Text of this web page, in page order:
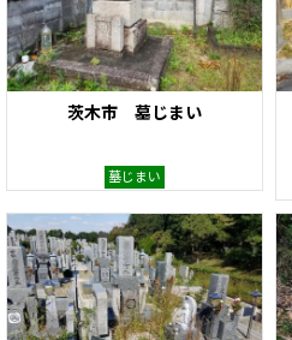
茨木市 墓じまい
墓じまい